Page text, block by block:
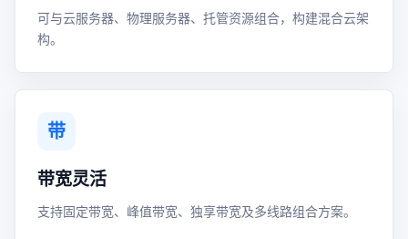
可与云服务器、物理服务器、托管资源组合，构建混合云架
构。
带
带宽灵活
支持固定带宽、峰值带宽、独享带宽及多线路组合方案。